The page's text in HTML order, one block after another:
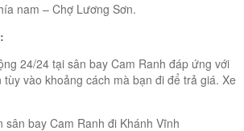
nam – Chợ Lương Sơn.
24/24 tại sân bay Cam Ranh đáp ứng với
vào khoảng cách mà bạn đi để trả giá. Xe